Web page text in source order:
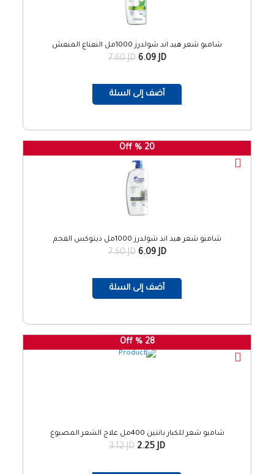
شامبو شعر هيد اند شولدرز 1000مل النعناع المنعش
7.60 JD6.09 JD
أضف إلى السلة
20 % Off
شامبو شعر هيد اند شولدرز 1000مل ديتوكس الفحم
7.60 JD6.09 JD
أضف إلى السلة
28 % Off
شامبو شعر للكبار بانتين 400مل علاج الشعر المصبوغ
3.12 JD2.25 JD